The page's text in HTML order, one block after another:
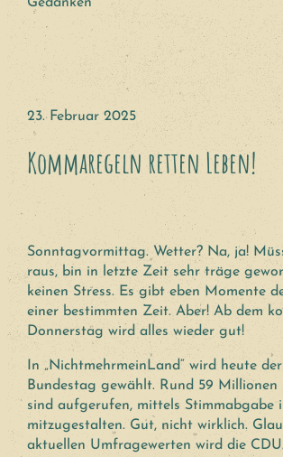
23. Februar 2025
Kommaregeln retten Leben!
Sonntagvormittag. Wetter? Na, ja!
raus, bin in letzte Zeit sehr träge
keinen Stress. Es gibt eben Momente
einer bestimmten Zeit. Aber! Ab dem
Donnerstag wird alles wieder gut!
In „NichtmehrmeinLand“ wird heute
Bundestag gewählt. Rund 59 Millionen
sind aufgerufen, mittels Stimmabgabe
mitzugestalten. Gut, nicht wirklich.
aktuellen Umfragewerten wird die